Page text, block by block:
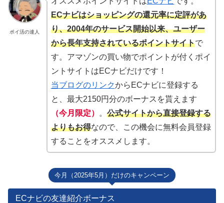
ポイ活の達人
ECナビはショッピングの還元率に定評があ
り、2004年のサービス開始以来、ユーザー
から長年支持されているポイントサイトで
す。アマゾンの買い物でポイントが付くポイ
ントサイトはECナビだけです！
当ブログのリンクからECナビに登録する
と、最大2150円分のボーナスを貰えます
（今月限定）
。 公式サイトから直接登録する
よりもお得なので、この機会に無料会員登録
することをオススメします。
今月（2025年5月）だけのキャンペーン
ECナビの友達紹介ボーナス